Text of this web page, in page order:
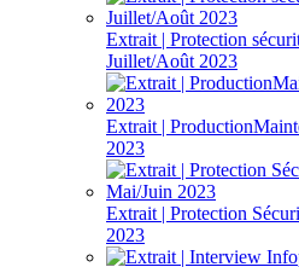
Extrait | Protection
Juillet/Août 2023
Extrait |
2023
Extrait | Protection
2023